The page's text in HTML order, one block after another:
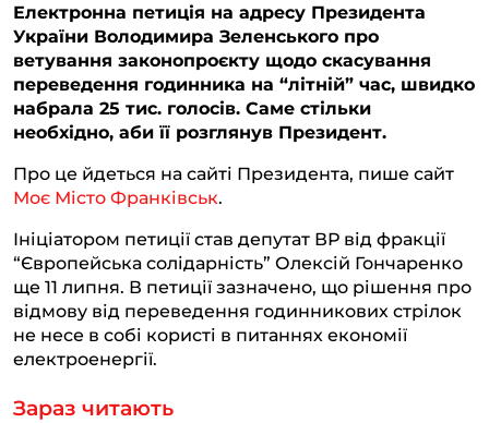
l
e
g
r
a
m
c
e
b
o
o
k
a
t
s
A
p
p
b
e
r
p
y
L
i
n
k
Електронна петиція на адресу Президента
України Володимира Зеленського про
ветування законопроєкту щодо скасування
переведення годинника на “літній” час, швидко
набрала 25 тис. голосів. Саме стільки
необхідно, аби її розглянув Президент.
Про це йдеться на сайті Президента, пише сайт
Моє Місто Франківськ.
Ініціатором петиції став депутат ВР від фракції
“Європейська солідарність” Олексій Гончаренко
ще 11 липня. В петиції зазначено, що рішення про
відмову від переведення годинникових стрілок
не несе в собі користі в питаннях економії
електроенергії.
Зараз читають